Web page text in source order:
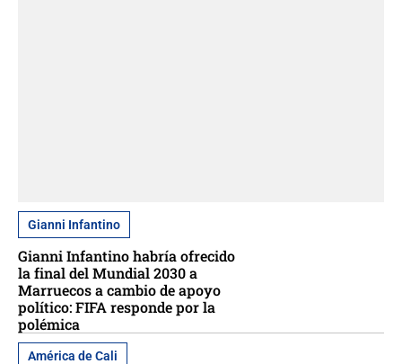
Gianni Infantino
Gianni Infantino habría ofrecido
la final del Mundial 2030 a
Marruecos a cambio de apoyo
político: FIFA responde por la
polémica
América de Cali